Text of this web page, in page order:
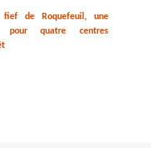
de Roquefeuil, une
pour quatre centres